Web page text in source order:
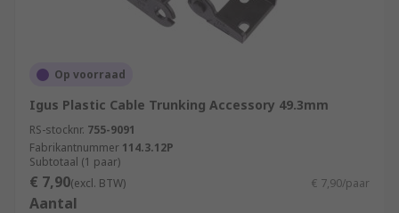
Op voorraad
Igus Plastic Cable Trunking Accessory 49.3mm
RS-stocknr. 755-9091
Fabrikantnummer 114.3.12P
Subtotaal (1 paar)
€ 7,90(excl. BTW) € 7,90/paar
Aantal